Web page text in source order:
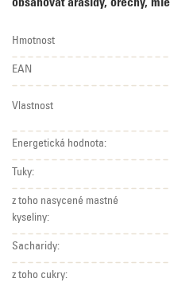
obsahovat arašídy, ořechy,
Hmotnost
EAN
Vlastnost
Energetická hodnota:
Tuky:
z toho nasycené mastné
kyseliny:
Sacharidy:
z toho cukry: